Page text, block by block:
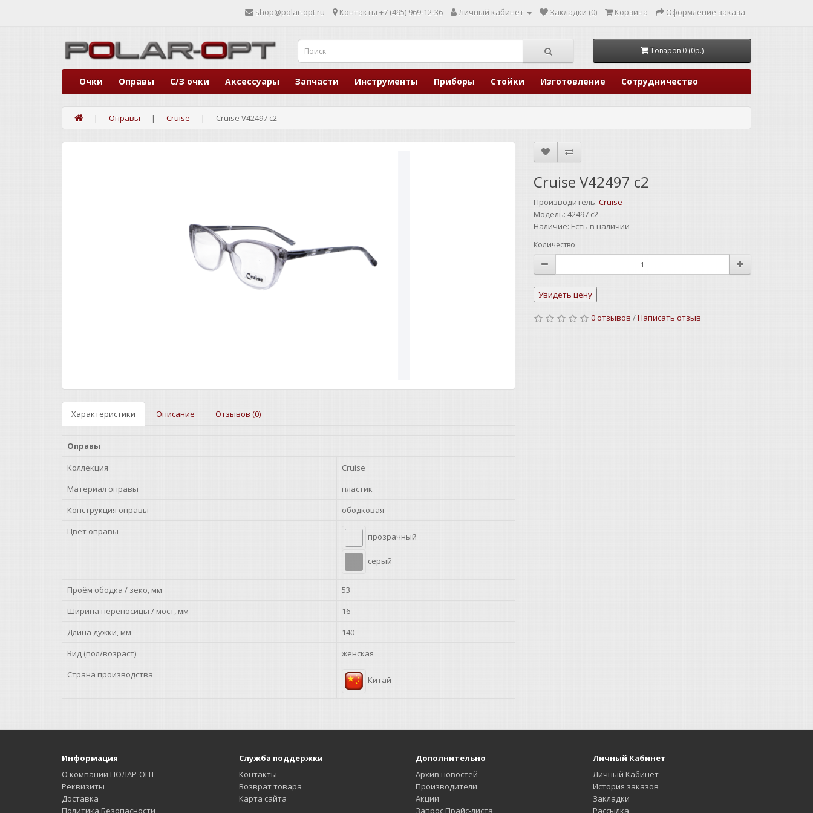
shop@polar-opt.ru Контакты +7 (495) 969-12-36 Личный кабинет Закладки (0) Корзина Оформление заказа
Товаров 0 (0р.)
Очки Оправы С/З очки Аксессуары Запчасти Инструменты Приборы Стойки Изготовление Сотрудничество
Оправы Cruise Cruise V42497 c2
Характеристики Описание Отзывов (0)
Оправы
Коллекция
Cruise
Материал оправы
пластик
Конструкция оправы
ободковая
Цвет оправы
прозрачный
серый
Проём ободка / зеко, мм
53
Ширина переносицы / мост, мм
16
Длина дужки, мм
140
Вид (пол/возраст)
женская
Страна производства
Китай
Cruise V42497 c2
Производитель: Cruise
Модель: 42497 c2
Наличие: Есть в наличии
Количество
0 отзывов /Написать отзыв
Информация
О компании ПОЛАР-ОПТ
Реквизиты
Доставка
Политика Безопасности
Служба поддержки
Контакты
Возврат товара
Карта сайта
Дополнительно
Архив новостей
Производители
Акции
Запрос Прайс-листа
Личный Кабинет
Личный Кабинет
История заказов
Закладки
Рассылка